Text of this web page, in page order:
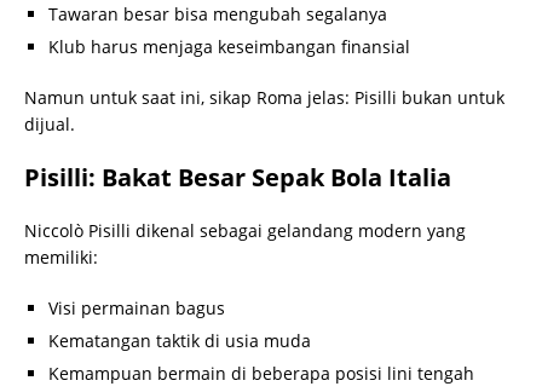
Tawaran besar bisa mengubah segalanya
Klub harus menjaga keseimbangan finansial
Namun untuk saat ini, sikap Roma jelas: Pisilli bukan untuk
dijual.
Pisilli: Bakat Besar Sepak Bola Italia
Niccolò Pisilli dikenal sebagai gelandang modern yang
memiliki:
Visi permainan bagus
Kematangan taktik di usia muda
Kemampuan bermain di beberapa posisi lini tengah